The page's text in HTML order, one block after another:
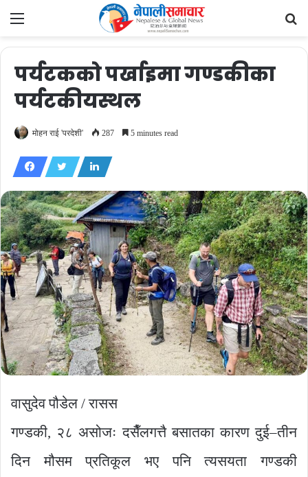
Menu
पर्यटकको पर्खाइमा गण्डकीका
पर्यटकीयस्थल
मोहन राई 'परदेशी' 287 5 minutes read
वासुदेव पौडेल / रासस
गण्डकी, २८ असोजः दसैँलगत्तै बसातका कारण दुई–तीन
दिन मौसम प्रतिकूल भए पनि त्यसयता गण्डकी